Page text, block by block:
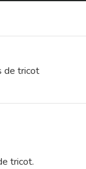
de tricot
tricot.